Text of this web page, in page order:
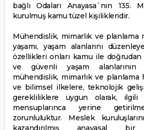
bağlı Odaları Anayasa`nın 135.
kurulmuş kamu tüzel kişilikleridir.
Mühendislik, mimarlık ve planlama
yaşamı, yaşam alanlarını
özellikleri onları kamu ile doğrudan
ve güvenli yaşam alanlarının
mühendislik, mimarlık ve
ve bilimsel ilkelere, teknolojik
gerekliliklere uygun olarak, ilgili
mensuplarınca yerine
zorunluluktur. Meslek
kazandırılmış anayasal